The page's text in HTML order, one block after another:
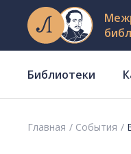
Библиотеки
Главная События